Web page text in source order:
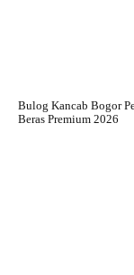
Bulog Kancab Bogor
Beras Premium 2026